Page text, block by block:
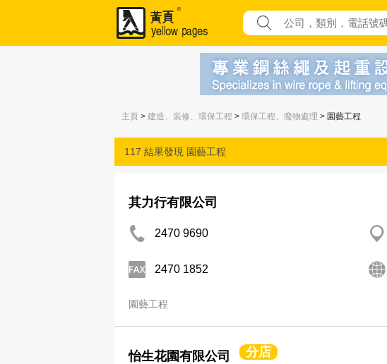
主頁 > 建造、裝修、環保工程 > 環保工程、廢物處理 > 園藝工程
117 結果發現 園藝工程
其力行有限公司
2470 9690
2470 1852
園藝工程
怡生花園有限公司 分店